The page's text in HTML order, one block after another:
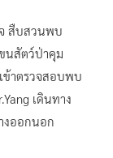
สืบสวนพบ
นสัตว์ป่าคุม
ข้าตรวจสอบพบ
เดินทาง
งออกนอก